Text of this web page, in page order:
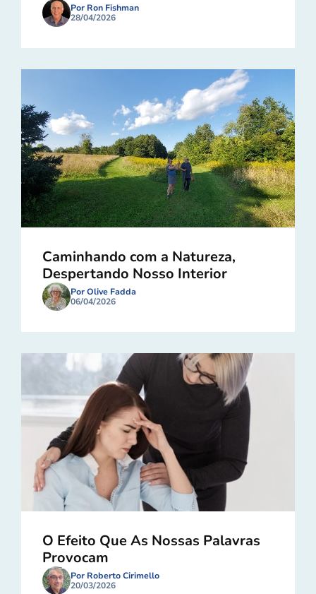
Por Ron Fishman
28/04/2026
Caminhando com a Natureza,
Despertando Nosso Interior
Por Olive Fadda
06/04/2026
O Efeito Que As Nossas Palavras
Provocam
Por Roberto Cirimello
20/03/2026